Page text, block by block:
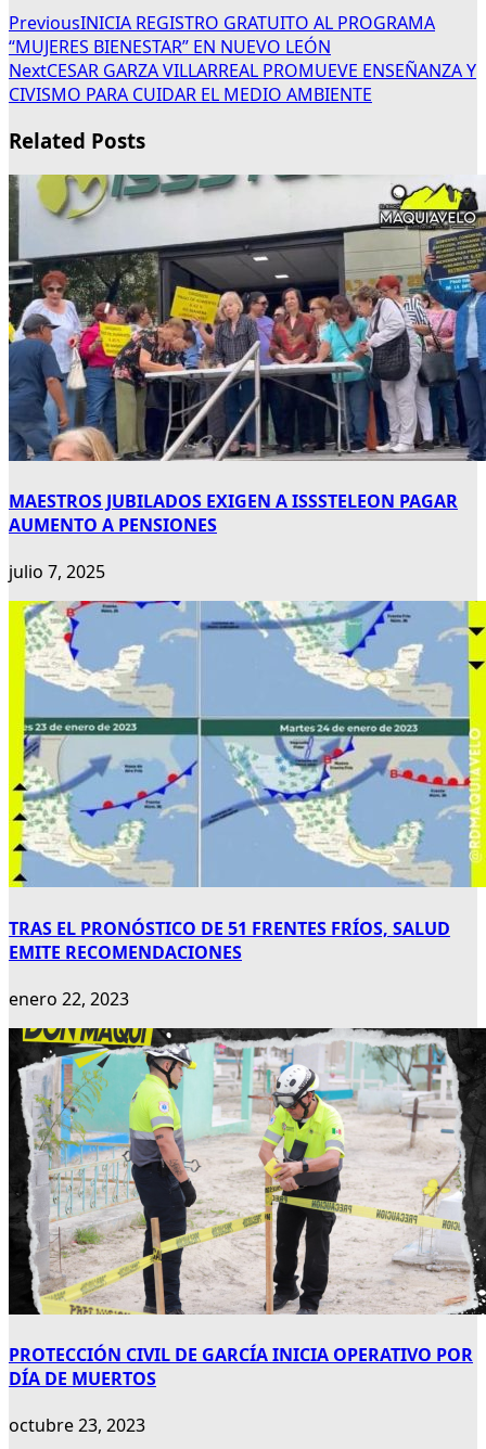
PreviousINICIA REGISTRO GRATUITO AL PROGRAMA
“MUJERES BIENESTAR” EN NUEVO LEÓN
NextCESAR GARZA VILLARREAL PROMUEVE ENSEÑANZA Y
CIVISMO PARA CUIDAR EL MEDIO AMBIENTE
Related Posts
MAESTROS JUBILADOS EXIGEN A ISSSTELEON PAGAR
AUMENTO A PENSIONES
julio 7, 2025
TRAS EL PRONÓSTICO DE 51 FRENTES FRÍOS, SALUD
EMITE RECOMENDACIONES
enero 22, 2023
PROTECCIÓN CIVIL DE GARCÍA INICIA OPERATIVO POR
DÍA DE MUERTOS
octubre 23, 2023